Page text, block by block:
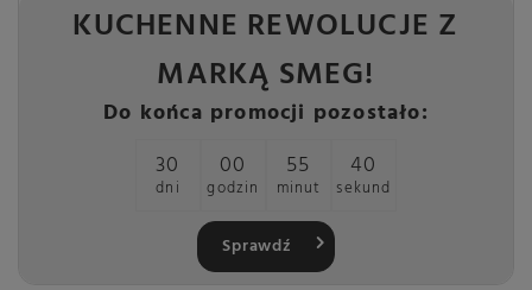
KUCHENNE REWOLUCJE Z
MARKĄ SMEG!
Do końca promocji pozostało:
30
dni
00
godzin
55
minut
40
sekund
Sprawdź